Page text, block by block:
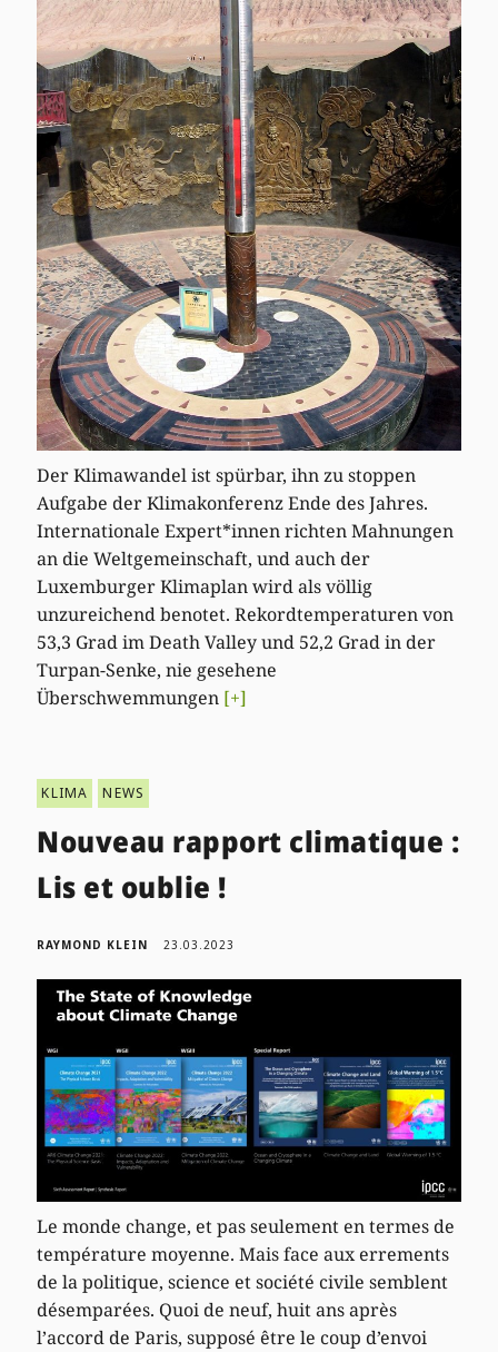
Der Klimawandel ist spürbar, ihn zu stoppen
Aufgabe der Klimakonferenz Ende des Jahres.
Internationale Expert*innen richten Mahnungen
an die Weltgemeinschaft, und auch der
Luxemburger Klimaplan wird als völlig
unzureichend benotet. Rekordtemperaturen von
53,3 Grad im Death Valley und 52,2 Grad in der
Turpan-Senke, nie gesehene
Überschwemmungen [+]
KLIMA NEWS
Nouveau rapport climatique :
Lis et oublie !
RAYMOND KLEIN 23.03.2023
Le monde change, et pas seulement en termes de
température moyenne. Mais face aux errements
de la politique, science et société civile semblent
désemparées. Quoi de neuf, huit ans après
l’accord de Paris, supposé être le coup d’envoi